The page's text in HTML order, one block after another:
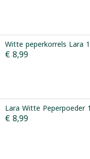
Witte peperkorrels Lara
€ 8,99
Lara Witte Peperpoeder
€ 8,99